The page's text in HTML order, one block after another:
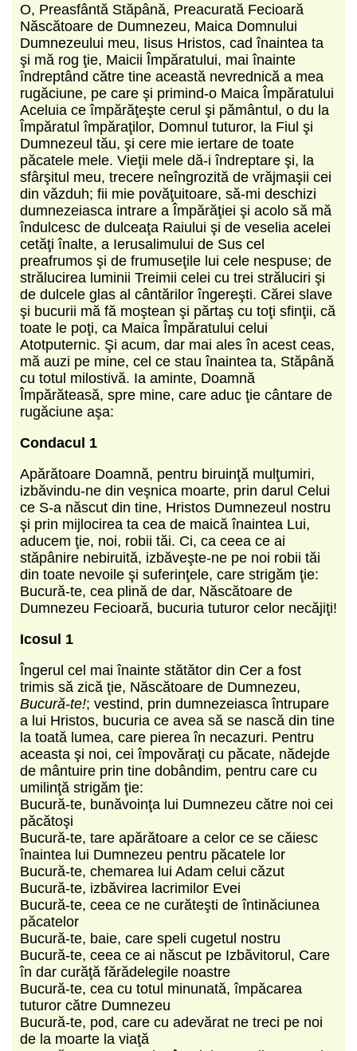
O, Preasfântă Stăpână, Preacurată Fecioară
Născătoare de Dumnezeu, Maica Domnului
Dumnezeului meu, Iisus Hristos, cad înaintea ta
şi mă rog ţie, Maicii Împăratului, mai înainte
îndreptând către tine această nevrednică a mea
rugăciune, pe care şi primind-o Maica Împăratului
Aceluia ce împărăţeşte cerul şi pământul, o du la
Împăratul împăraţilor, Domnul tuturor, la Fiul şi
Dumnezeul tău, şi cere mie iertare de toate
păcatele mele. Vieţii mele dă-i îndreptare şi, la
sfârşitul meu, trecere neîngrozită de vrăjmaşii cei
din văzduh; fii mie povăţuitoare, să-mi deschizi
dumnezeiasca intrare a Împărăţiei şi acolo să mă
îndulcesc de dulceaţa Raiului şi de veselia acelei
cetăţi înalte, a Ierusalimului de Sus cel
preafrumos şi de frumuseţile lui cele nespuse; de
strălucirea luminii Treimii celei cu trei străluciri şi
de dulcele glas al cântărilor îngereşti. Cărei slave
şi bucurii mă fă moştean şi părtaş cu toţi sfinţii, că
toate le poţi, ca Maica Împăratului celui
Atotputernic. Şi acum, dar mai ales în acest ceas,
mă auzi pe mine, cel ce stau înaintea ta, Stăpână
cu totul milostivă. Ia aminte, Doamnă
Împărăteasă, spre mine, care aduc ţie cântare de
rugăciune aşa:
Condacul 1
Apărătoare Doamnă, pentru biruinţă mulţumiri,
izbăvindu-ne din veşnica moarte, prin darul Celui
ce S-a născut din tine, Hristos Dumnezeul nostru
şi prin mijlocirea ta cea de maică înaintea Lui,
aducem ţie, noi, robii tăi. Ci, ca ceea ce ai
stăpânire nebiruită, izbăveşte-ne pe noi robii tăi
din toate nevoile şi suferinţele, care strigăm ţie:
Bucură-te, cea plină de dar, Născătoare de
Dumnezeu Fecioară, bucuria tuturor celor necăjiţi!
Icosul 1
Îngerul cel mai înainte stătător din Cer a fost
trimis să zică ţie, Născătoare de Dumnezeu,
Bucură-te!; vestind, prin dumnezeiasca întrupare
a lui Hristos, bucuria ce avea să se nască din tine
la toată lumea, care pierea în necazuri. Pentru
aceasta şi noi, cei împovăraţi cu păcate, nădejde
de mântuire prin tine dobândim, pentru care cu
umilinţă strigăm ţie:
Bucură-te, bunăvoinţa lui Dumnezeu către noi cei
păcătoşi
Bucură-te, tare apărătoare a celor ce se căiesc
înaintea lui Dumnezeu pentru păcatele lor
Bucură-te, chemarea lui Adam celui căzut
Bucură-te, izbăvirea lacrimilor Evei
Bucură-te, ceea ce ne curăteşti de întinăciunea
păcatelor
Bucură-te, baie, care speli cugetul nostru
Bucură-te, ceea ce ai născut pe Izbăvitorul, Care
în dar curăţă fărădelegile noastre
Bucură-te, cea cu totul minunată, împăcarea
tuturor către Dumnezeu
Bucură-te, pod, care cu adevărat ne treci pe noi
de la moarte la viaţă